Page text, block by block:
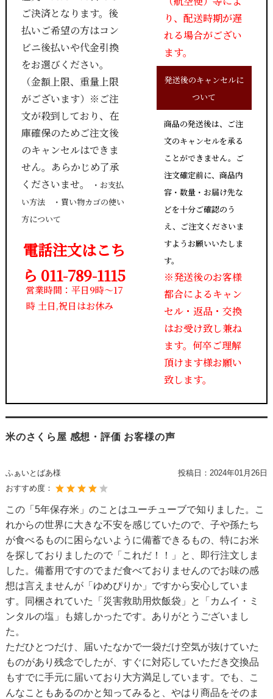
ご決済となります。後
払いご希望の方はコン
ビニ後払いや代金引換
をお選びください。
（金額上限、重量上限
がございます）※ご注
文が殺到しており、在
庫確保のためご注文後
のキャンセルはできま
せん。あらかじめ了承
くださいませ。
・ お支払
い方法・ 買い物カゴの使い
方について
電話注文はこち
ら 011-789-1115
営業時間：平日9時～17
時 土日,祝日はお休み
り、配送時期が遅
れる場合がござい
ます。
発送後のキャンセルに
ついて
商品の発送後は、ご注
文のキャンセルを承る
ことができません。ご
注文確定前に、商品内
容・数量・お届け先な
どを十分ご確認のう
え、ご注文くださいま
すようお願いいたしま
す。
※発送後のお客様
都合によるキャン
セル・返品・交換
はお受け致し兼ね
ます。何卒ご理解
頂けます様お願い
致します。
米のさくら屋 感想・評価 お客様の声
ふぁいとばあ様 投稿日： 2024年01月26日
おすすめ度：
この「5年保存米」のことはユーチューブで知りました。こ
れからの世界に大きな不安を感じていたので、子や孫たち
が食べるものに困らないように備蓄できるもの、特にお米
を探しておりましたので「これだ！！」と、即行注文しま
した。備蓄用ですのでまだ食べておりませんのでお味の感
想は言えませんが「ゆめぴりか」ですから安心していま
す。同梱されていた「災害救助用炊飯袋」と「カムイ・ミ
ンタルの塩」も嬉しかったです。ありがとうございまし
た。
ただひとつだけ、届いたなかで一袋だけ空気が抜けていた
ものがあり残念でしたが、すぐに対応していただき交換品
もすでに手元に届いており大方満足しています。でも、こ
んなこともあるのかと知ってみると、やはり商品をそのま